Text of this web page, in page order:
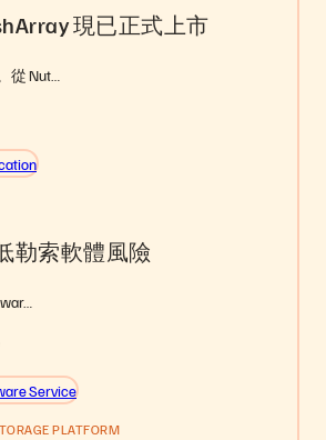
現已正式上市
Nut…
勒索軟體風險
PLATFORM